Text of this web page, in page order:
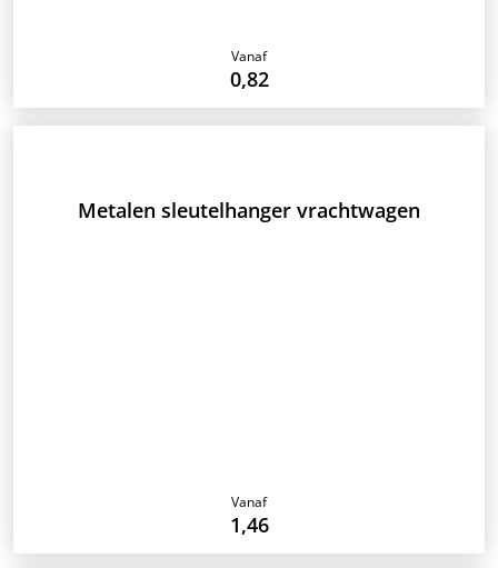
Vanaf
0,82
Metalen sleutelhanger vrachtwagen
Vanaf
1,46